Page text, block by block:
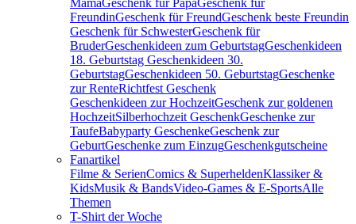
MamaGeschenk für PapaGeschenk für
FreundinGeschenk für FreundGeschenk beste Freundin
Geschenk für SchwesterGeschenk für
BruderGeschenkideen zum GeburtstagGeschenkideen
18. Geburtstag Geschenkideen 30.
GeburtstagGeschenkideen 50. GeburtstagGeschenke
zur RenteRichtfest Geschenk
Geschenkideen zur HochzeitGeschenk zur goldenen
HochzeitSilberhochzeit GeschenkGeschenke zur
TaufeBabyparty GeschenkeGeschenk zur
GeburtGeschenke zum EinzugGeschenkgutscheine
Fanartikel
Filme & SerienComics & SuperheldenKlassiker &
KidsMusik & BandsVideo-Games & E-SportsAlle
Themen
T-Shirt der Woche